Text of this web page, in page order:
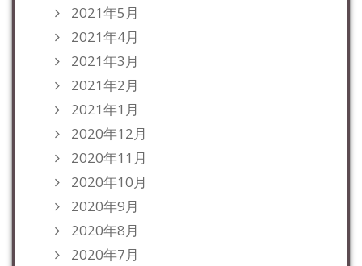
2021年5月
2021年4月
2021年3月
2021年2月
2021年1月
2020年12月
2020年11月
2020年10月
2020年9月
2020年8月
2020年7月